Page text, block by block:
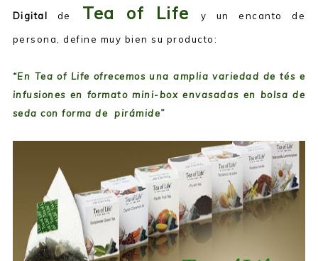
Digital de Tea of Life y un encanto de
persona, define muy bien su producto:
“En Tea of Life ofrecemos una amplia variedad de tés e
infusiones en formato mini-box envasadas en bolsa de
seda con forma de pirámide”